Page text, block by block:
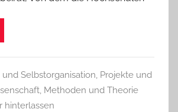
Selbstorganisation, Projekte und
Methoden und Theorie
hinterlassen